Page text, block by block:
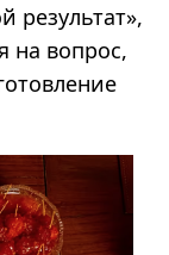
результат»,
на вопрос,